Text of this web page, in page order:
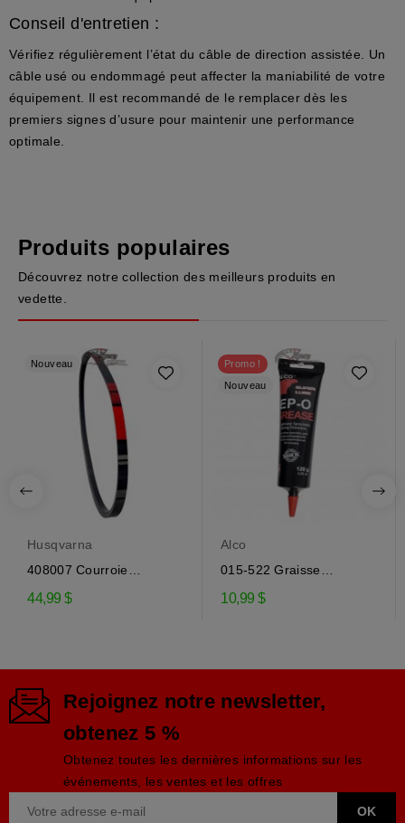
Conseil d'entretien :
Vérifiez régulièrement l’état du câble de direction assistée. Un
câble usé ou endommagé peut affecter la maniabilité de votre
équipement. Il est recommandé de le remplacer dès les
premiers signes d’usure pour maintenir une performance
optimale.
Produits populaires
Découvrez notre collection des meilleurs produits en
vedette.
Nouveau
Husqvarna
408007 Courroie
d'entraînement de la...
44,99 $
Promo !
Nouveau
Alco
015-522 Graisse
engrenage EP-0 pour...
10,99 $
Rejoignez notre newsletter,
obtenez 5 %
Obtenez toutes les dernières informations sur les
événements, les ventes et les offres